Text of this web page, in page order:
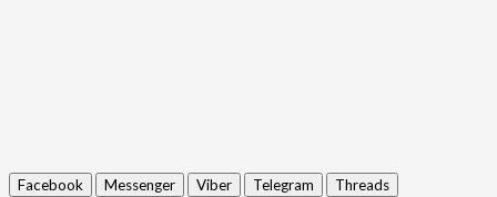
Facebook Messenger Viber Telegram
Threads